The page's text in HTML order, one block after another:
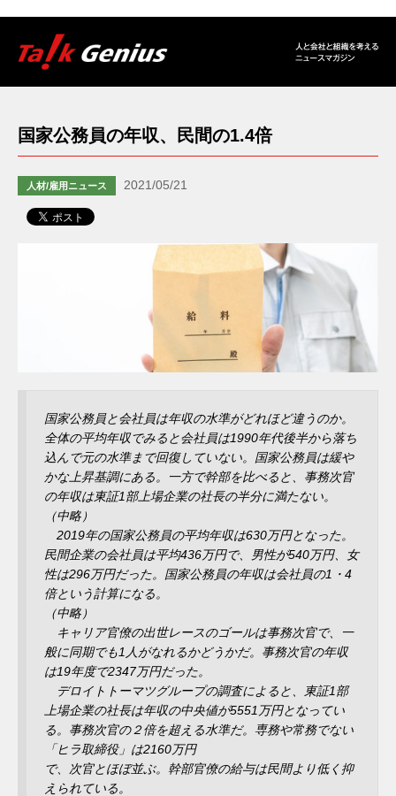
国家公務員の年収、民間の1.4倍
人材/雇用ニュース 2021/05/21
国家公務員と会社員は年収の水準がどれほど違うのか。
全体の平均年収でみると会社員は1990年代後半から落ち
込んで元の水準まで回復していない。国家公務員は緩や
かな上昇基調にある。一方で幹部を比べると、事務次官
の年収は東証1部上場企業の社長の半分に満たない。
（中略）
2019年の国家公務員の平均年収は630万円となった。
民間企業の会社員は平均436万円で、男性が540万円、女
性は296万円だった。国家公務員の年収は会社員の1・4
倍という計算になる。
（中略）
キャリア官僚の出世レースのゴールは事務次官で、一
般に同期でも1人がなれるかどうかだ。事務次官の年収
は19年度で2347万円だった。
デロイトトーマツグループの調査によると、東証1部
上場企業の社長は年収の中央値が5551万円となってい
る。事務次官の２倍を超える水準だ。専務や常務でない
「ヒラ取締役」は2160万円
で、次官とほぼ並ぶ。幹部官僚の給与は民間より低く抑
えられている。